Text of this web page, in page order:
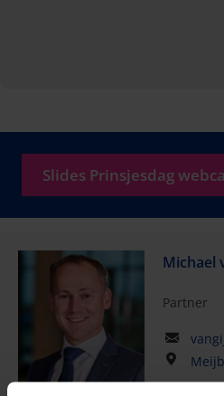
Slides Prinsjesdag
Michael
Partner